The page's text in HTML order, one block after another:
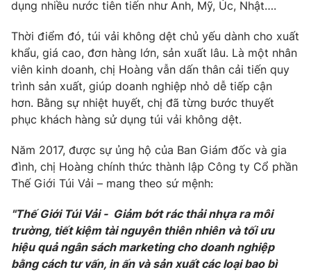
VTV4 Vươn mình bằng AI
VTV9 VTV8
Liên hệ tòa soạn English
THỜI BÁO VTV
Cơ quan chủ quản:Đài Truyền hình Việt Nam
Cơ quan báo chí:Thời báo VTV
dụng nhiều nước tiên tiến như Anh, Mỹ, Úc, Nhật….
Thời điểm đó, túi vải không dệt chủ yếu dành cho xuất
khẩu, giá cao, đơn hàng lớn, sản xuất lâu. Là một nhân
viên kinh doanh, chị Hoàng vẫn dấn thân cải tiến quy
trình sản xuất, giúp doanh nghiệp nhỏ dễ tiếp cận
hơn. Bằng sự nhiệt huyết, chị đã từng bước thuyết
phục khách hàng sử dụng túi vải không dệt.
Năm 2017, được sự ủng hộ của Ban Giám đốc và gia
đình, chị Hoàng chính thức thành lập Công ty Cổ phần
Thế Giới Túi Vải – mang theo sứ mệnh:
"Thế Giới Túi Vải - Giảm bớt rác thải nhựa ra môi
trường, tiết kiệm tài nguyên thiên nhiên và tối ưu
hiệu quả ngân sách marketing cho doanh nghiệp
bằng cách tư vấn, in ấn và sản xuất các loại bao bì